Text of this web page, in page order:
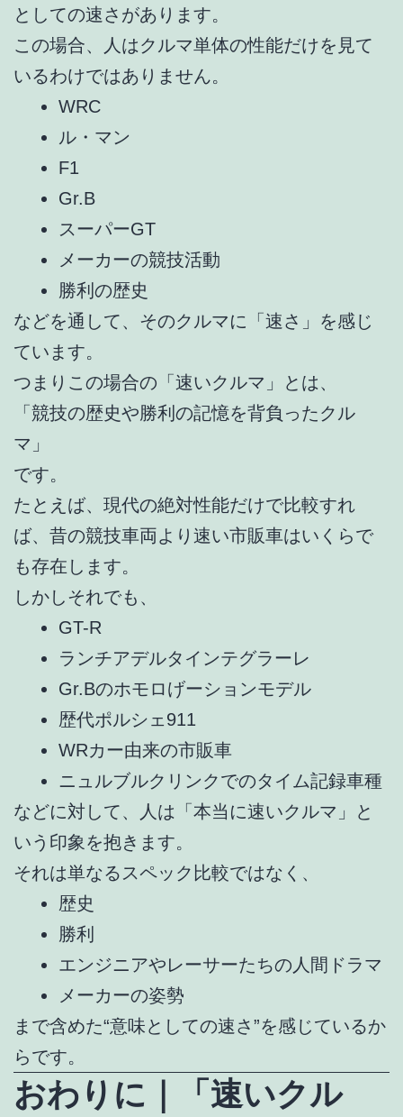
としての速さがあります。
この場合、人はクルマ単体の性能だけを見て
いるわけではありません。
WRC
ル・マン
F1
Gr.B
スーパーGT
メーカーの競技活動
勝利の歴史
などを通して、そのクルマに「速さ」を感じ
ています。
つまりこの場合の「速いクルマ」とは、
「競技の歴史や勝利の記憶を背負ったクル
マ」
です。
たとえば、現代の絶対性能だけで比較すれ
ば、昔の競技車両より速い市販車はいくらで
も存在します。
しかしそれでも、
GT-R
ランチアデルタインテグラーレ
Gr.Bのホモロげーションモデル
歴代ポルシェ911
WRカー由来の市販車
ニュルブルクリンクでのタイム記録車種
などに対して、人は「本当に速いクルマ」と
いう印象を抱きます。
それは単なるスペック比較ではなく、
歴史
勝利
エンジニアやレーサーたちの人間ドラマ
メーカーの姿勢
まで含めた“意味としての速さ”を感じているか
らです。
おわりに｜「速いクル